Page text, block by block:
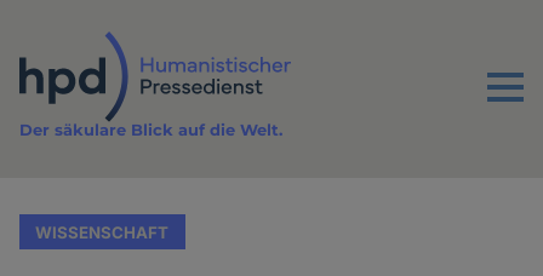
Inhalt
Menu
Der säkulare Blick auf die Welt.
WISSENSCHAFT